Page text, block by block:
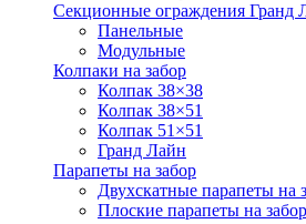
Секционные ограждения Гранд
Панельные
Модульные
Колпаки на забор
Колпак 38×38
Колпак 38×51
Колпак 51×51
Гранд Лайн
Парапеты на забор
Двухскатные парапеты на
Плоские парапеты на забор